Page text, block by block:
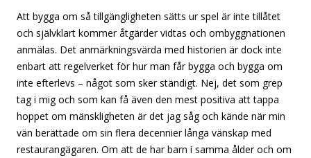
Att bygga om så tillgängligheten sätts ur spel är inte tillåtet
och självklart kommer åtgärder vidtas och ombyggnationen
anmälas. Det anmärkningsvärda med historien är dock inte
enbart att regelverket för hur man får bygga och bygga om
inte efterlevs – något som sker ständigt. Nej, det som grep
tag i mig och som kan få även den mest positiva att tappa
hoppet om mänskligheten är det jag såg och kände när min
vän berättade om sin flera decennier långa vänskap med
restaurangägaren. Om att de har barn i samma ålder och om